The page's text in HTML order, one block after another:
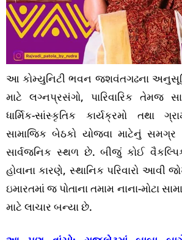
આ કોમ્યુનિટી ભવન જશવંતગઢના
માટે લગ્નપ્રસંગો, પારિવારિક તેમજ
ધાર્મિક-સાંસ્કૃતિક કાર્યક્રમો તથા
સામાજિક બેઠકો યોજવા માટેનું સમગ્ર
સાર્વજનિક સ્થળ છે. બીજું કોઈ
હોવાના કારણે, સ્થાનિક પરિવારો
ઇમારતમાં જ પોતાના તમામ નાના-મોટા
માટે લાચાર બન્યા છે.